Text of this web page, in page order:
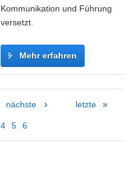
e
n
e
e
A
v
e
e
n
b
a
u
Kommunikation und Führung
versetzt.
Mehr erfahren
u
e
4 5 6
nächste letzte